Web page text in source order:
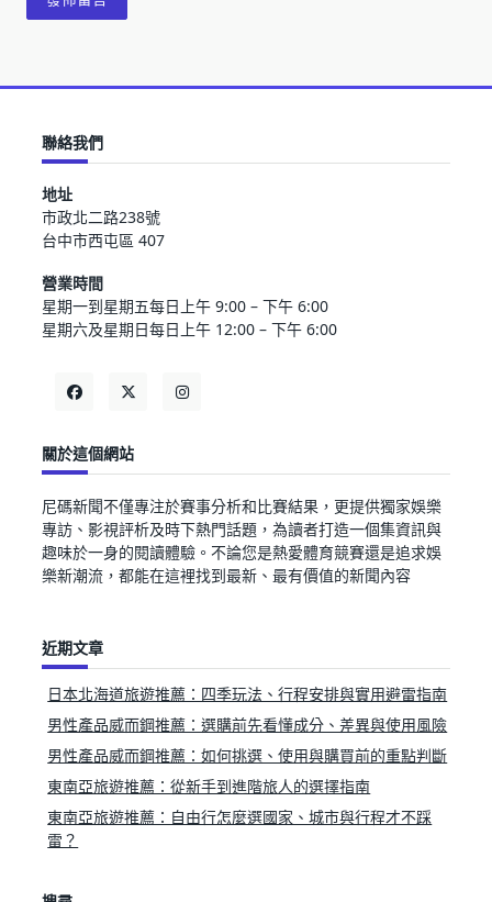
聯絡我們
地址
市政北二路238號
台中市西屯區 407
營業時間
星期一到星期五每日上午 9:00 – 下午 6:00
星期六及星期日每日上午 12:00 – 下午 6:00
關於這個網站
尼碼新聞不僅專注於賽事分析和比賽結果，更提供獨家娛樂
專訪、影視評析及時下熱門話題，為讀者打造一個集資訊與
趣味於一身的閱讀體驗。不論您是熱愛體育競賽還是追求娛
樂新潮流，都能在這裡找到最新、最有價值的新聞內容
近期文章
日本北海道旅遊推薦：四季玩法、行程安排與實用避雷指南
男性產品威而鋼推薦：選購前先看懂成分、差異與使用風險
男性產品威而鋼推薦：如何挑選、使用與購買前的重點判斷
東南亞旅遊推薦：從新手到進階旅人的選擇指南
東南亞旅遊推薦：自由行怎麼選國家、城市與行程才不踩
雷？